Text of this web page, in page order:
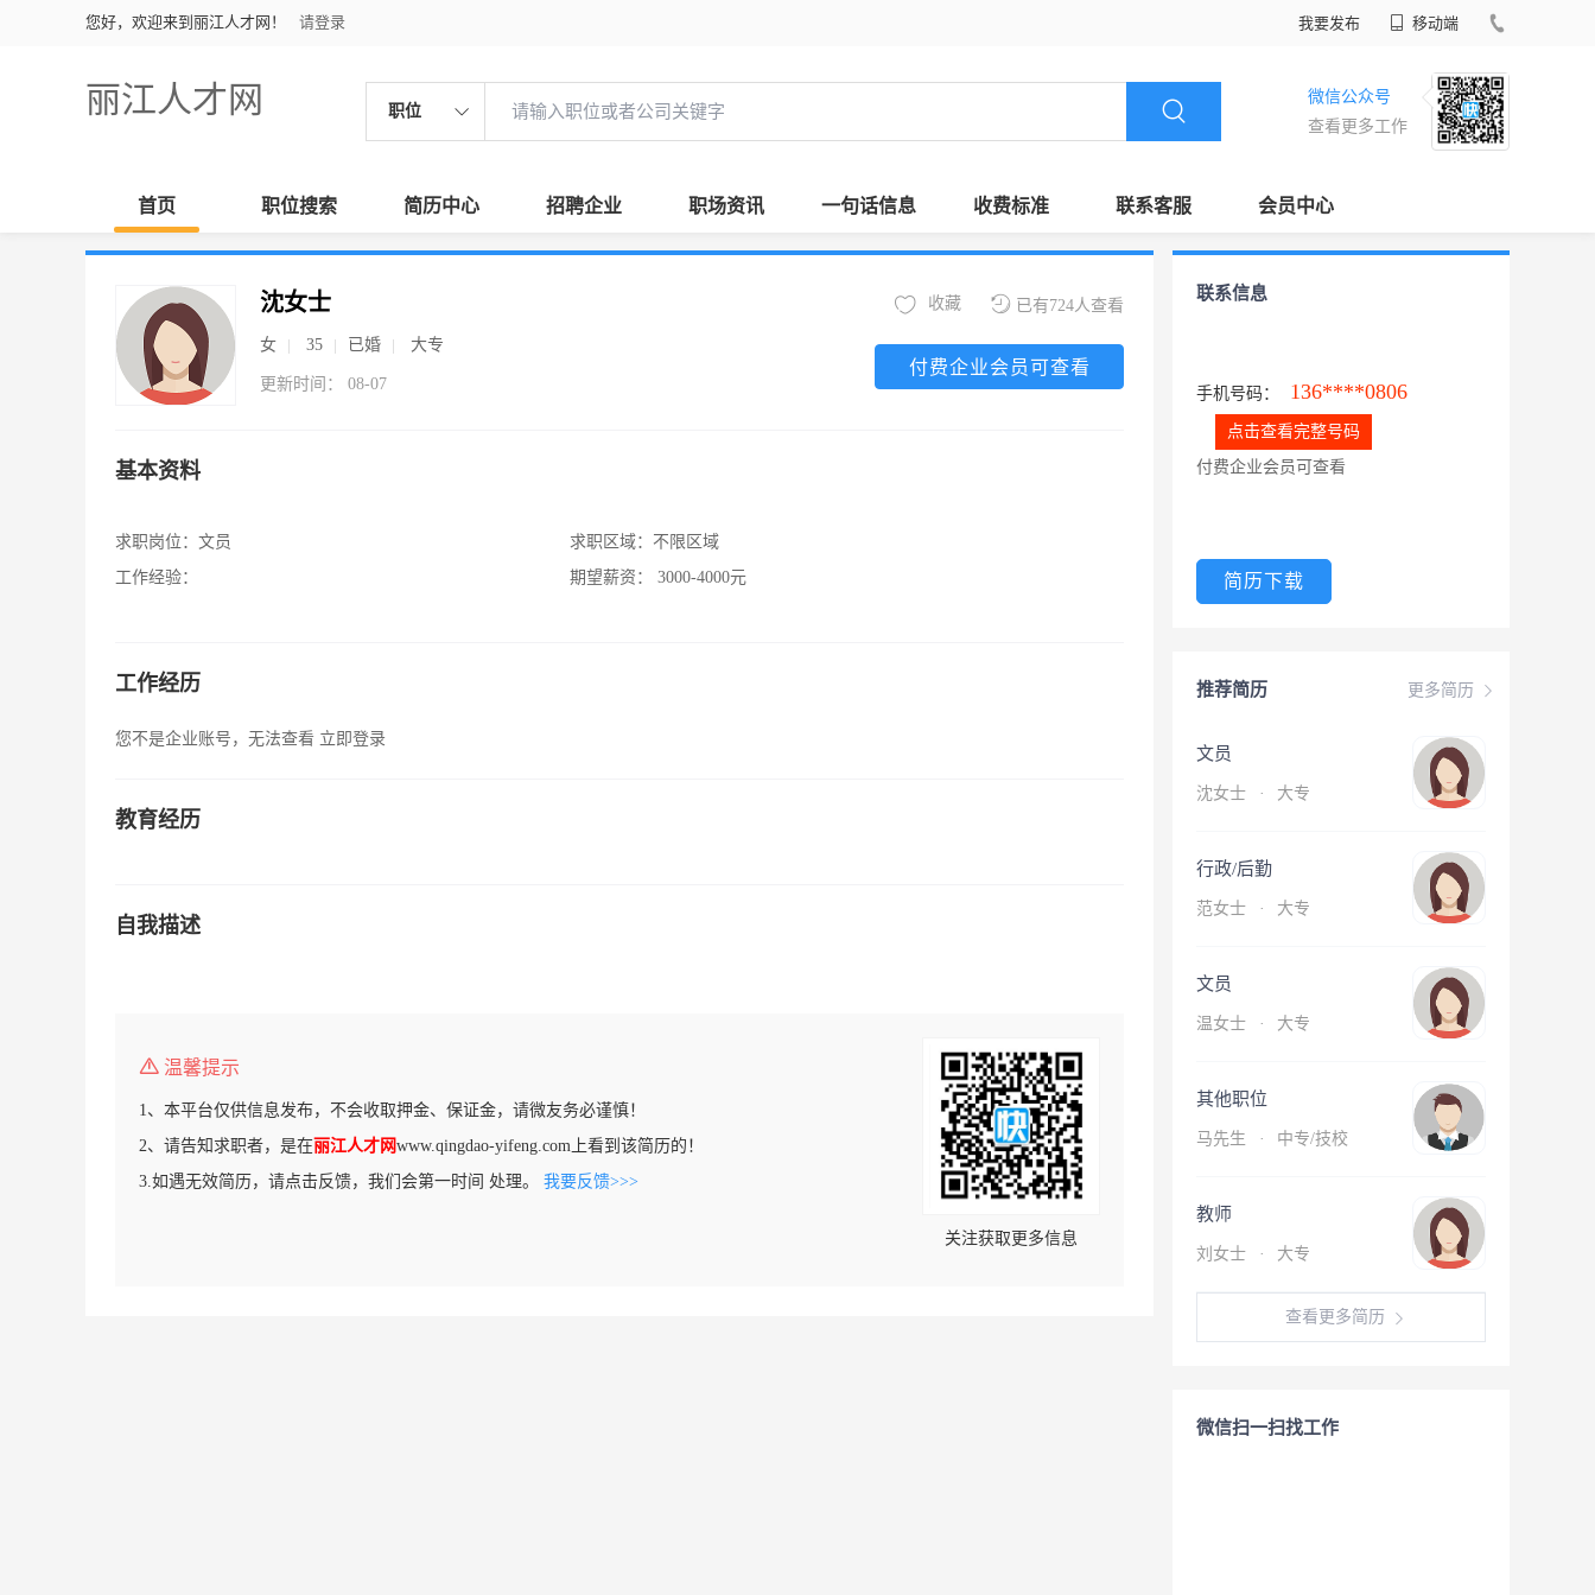
您好，欢迎来到丽江人才网！ 请登录 我要发布 移动端
丽江人才网 职位
微信公众号
查看更多工作
首页 职位搜索 简历中心 招聘企业 职场资讯 一句话信息 收费标准 联系客服 会员中心
沈女士
女 35 已婚 大专
更新时间： 08-07
已有724人查看
收藏
付费企业会员可查看
基本资料
求职岗位： 文员
工作经验：
求职区域： 不限区域
期望薪资：
3000-4000元
工作经历
您不是企业账号，无法查看 立即登录
教育经历
自我描述
温馨提示
1、本平台仅供信息发布，不会收取押金、保证金，请微友务必谨慎！
2、请告知求职者，是在丽江人才网www.qingdao-yifeng.com上看到该简历的！
3.如遇无效简历，请点击反馈，我们会第一时间 处理。 我要反馈>>>
关注获取更多信息
联系信息
手机号码： 136****0806
点击查看完整号码
付费企业会员可查看
简历下载
更多简历
推荐简历
文员
沈女士 · 大专
行政/后勤
范女士 · 大专
文员
温女士 · 大专
其他职位
马先生 · 中专/技校
教师
刘女士 · 大专
查看更多简历
微信扫一扫找工作